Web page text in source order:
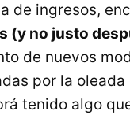
de ingresos,
(y no justo
de nuevos
por la
tenido algo